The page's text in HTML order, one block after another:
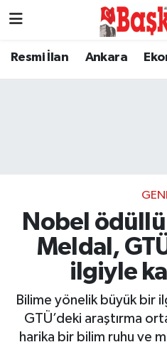
Resmi İlan Ankara
Nobel
Meldal,
ilgiyle
Bilime yönelik büyük bir
GTÜ’deki araştırma
harika bir bilim ruhu ve